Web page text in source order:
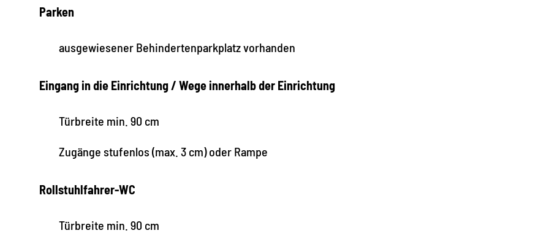
Parken
ausgewiesener Behindertenparkplatz vorhanden
Eingang in die Einrichtung / Wege innerhalb der Einrichtung
Türbreite min. 90 cm
Zugänge stufenlos (max. 3 cm) oder Rampe
Rollstuhlfahrer-WC
Türbreite min. 90 cm